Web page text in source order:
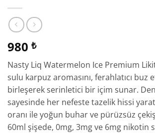
980 ₺
Nasty Liq Watermelon Ice Premium
sulu karpuz aromasını, ferahlatıcı buz
birleşerek serinletici bir içim sunar.
sayesinde her nefeste tazelik hissi
oranı ile yoğun buhar ve pürüzsüz
60ml şişede, 0mg, 3mg ve 6mg nikotin